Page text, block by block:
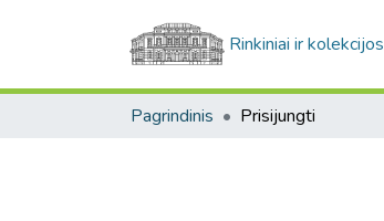
Rinkiniai ir kolekcijos
Pagrindinis Prisijungti